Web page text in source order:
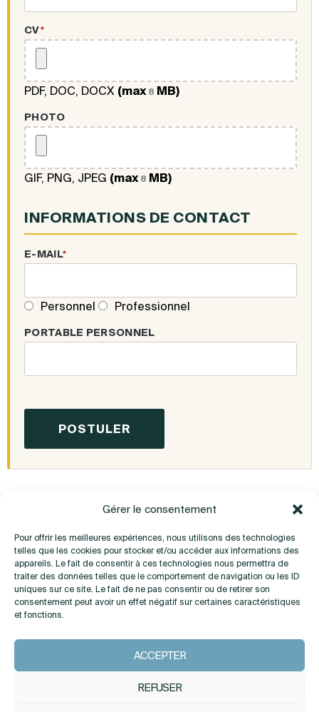
Gérer le consentement
Pour offrir les meilleures expériences, nous utilisons des technologies
telles que les cookies pour stocker et/ou accéder aux informations des
appareils. Le fait de consentir à ces technologies nous permettra de
traiter des données telles que le comportement de navigation ou les ID
uniques sur ce site. Le fait de ne pas consentir ou de retirer son
consentement peut avoir un effet négatif sur certaines caractéristiques
et fonctions.
ACCEPTER
REFUSER
CV*
PDF, DOC, DOCX (max 8 MB)
PHOTO
GIF, PNG, JPEG (max 8 MB)
INFORMATIONS DE CONTACT
E-MAIL*
Personnel Professionnel
PORTABLE PERSONNEL
Vous avez des questions ?